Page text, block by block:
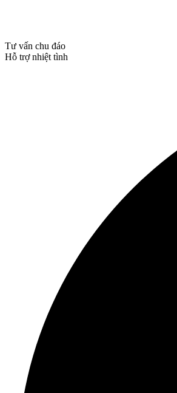
Tư vấn chu đáo
Hỗ trợ nhiệt tình